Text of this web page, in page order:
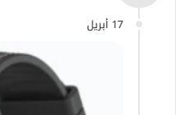
17 أبريل